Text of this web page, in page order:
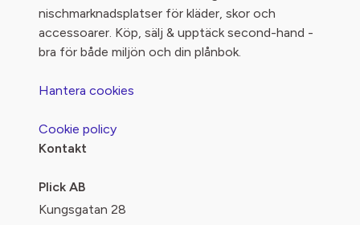
nischmarknadsplatser för kläder, skor och
accessoarer. Köp, sälj & upptäck second-hand -
bra för både miljön och din plånbok.
Hantera cookies
Cookie policy
Kontakt
Plick AB
Kungsgatan 28